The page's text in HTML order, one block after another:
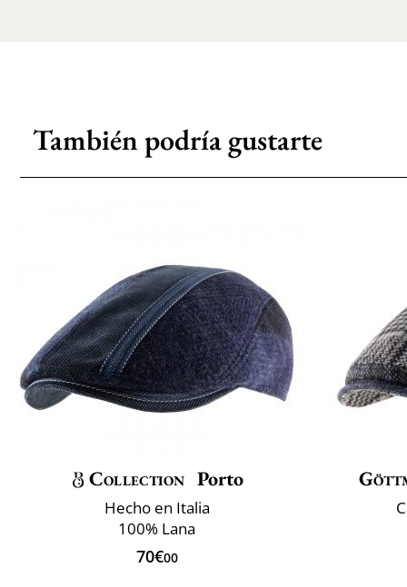
También podría gustarte
Collection Porto
Hecho en Italia
100% Lana
70€00